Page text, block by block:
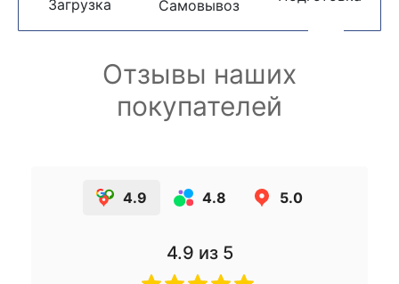
Загрузка Самовывоз
Отзывы наших
покупателей
4.9 4.8 5.0
4.9 из 5